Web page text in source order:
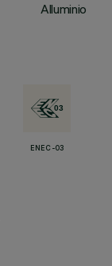
Alluminio
ENEC-03